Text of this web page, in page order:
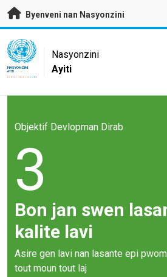
Janbe ale dirèk nan kontni prensipal
Byenveni nan Nasyonzini
UN Logo
NASYONZINI
AYITI
Nasyonzini
Ayiti
Objektif Devlopman Dirab
3
Bon jan swen
kalite lavi
Asire gen lavi nan lasante epi
tout moun tout laj